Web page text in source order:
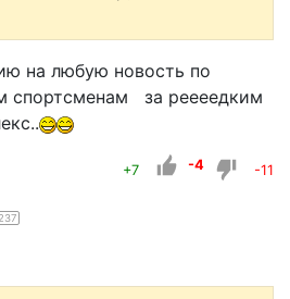
на любую новость по
спортсменам за реееедким
+7 -4 -11